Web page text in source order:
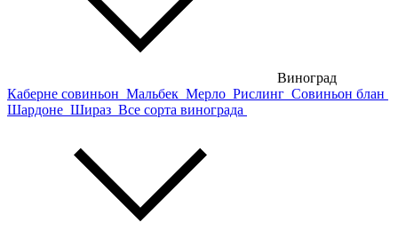
Виноград
Каберне совиньон Мальбек Мерло Рислинг Совиньон блан
Шардоне Шираз Все сорта винограда